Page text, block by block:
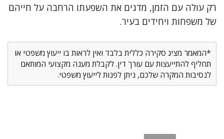
רק עולה עם הזמן, מדגים את השפעתו הרחבה על חייהם
של משפחות ויחידים בעיר.
*המאמר מציג סקירה כללית בלבד ואין לראות בו ייעוץ משפטי או
תחליף להתייעצות עם עורך דין. לקבלת מענה מקצועי המותאם
לנסיבות המקרה שלכם, ניתן לפנות לייעוץ משפטי.